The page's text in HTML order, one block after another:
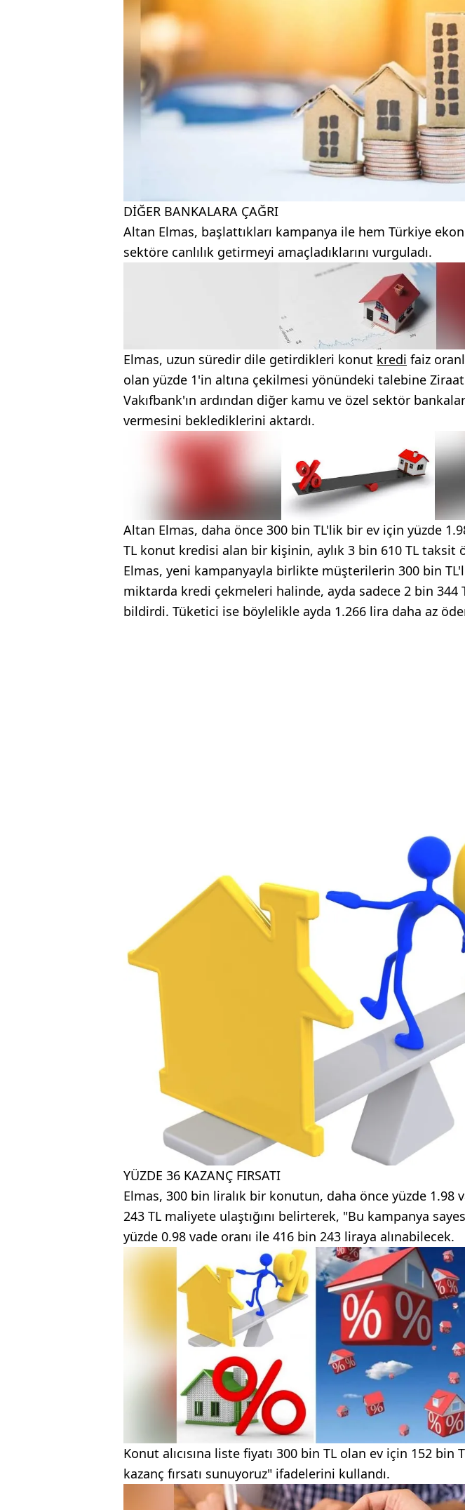
DİĞER BANKALARA ÇAĞRI
Altan Elmas, başlattıkları kampanya ile hem Türkiye
sektöre canlılık getirmeyi amaçladıklarını vurguladı.
Elmas, uzun süredir dile getirdikleri konut kredi faiz
olan yüzde 1'in altına çekilmesi yönündeki talebine Ziraat
Vakıfbank'ın ardından diğer kamu ve özel sektör
vermesini beklediklerini aktardı.
Altan Elmas, daha önce 300 bin TL'lik bir ev için yüzde
TL konut kredisi alan bir kişinin, aylık 3 bin 610 TL
Elmas, yeni kampanyayla birlikte müşterilerin 300 bin
miktarda kredi çekmeleri halinde, ayda sadece 2 bin 344
bildirdi. Tüketici ise böylelikle ayda 1.266 lira daha az
YÜZDE 36 KAZANÇ FIRSATI
Elmas, 300 bin liralık bir konutun, daha önce yüzde 1.98
243 TL maliyete ulaştığını belirterek, "Bu kampanya
yüzde 0.98 vade oranı ile 416 bin 243 liraya alınabilecek.
Konut alıcısına liste fiyatı 300 bin TL olan ev için 152 bin
kazanç fırsatı sunuyoruz" ifadelerini kullandı.